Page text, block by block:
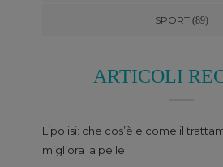
SPORT (89)
ARTICOLI
Lipolisi: che cos’è e come il
migliora la pelle